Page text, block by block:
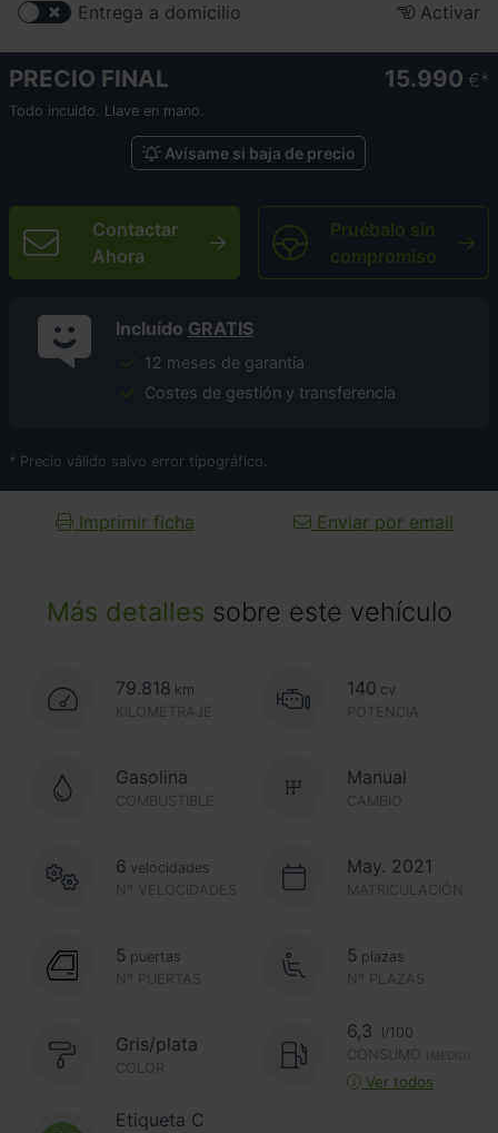
Más detalles sobre este vehículo
79.818 km
KILOMETRAJE
140 cv
POTENCIA
Gasolina
COMBUSTIBLE CAMBIO
Manual
Nº VELOCIDADES
6 velocidades May. 2021
MATRICULACIÓN
Nº PUERTAS
5 puertas
Nº PLAZAS
5 plazas
Gris/plata
COLOR
6,3
l/100
CONSUMO
(MEDIO)
Ver todos
Etiqueta C
Entrega a domicilio Activar
PRECIO FINAL 15.990 €
Todo incuido. Llave en mano.
Avísame si baja de precio
Contactar
Ahora
Pruébalo sin
compromiso
Incluído GRATIS
12 meses de garantía
Costes de gestión y transferencia
* Precio válido salvo error tipográfico.
Imprimir ficha Enviar por email